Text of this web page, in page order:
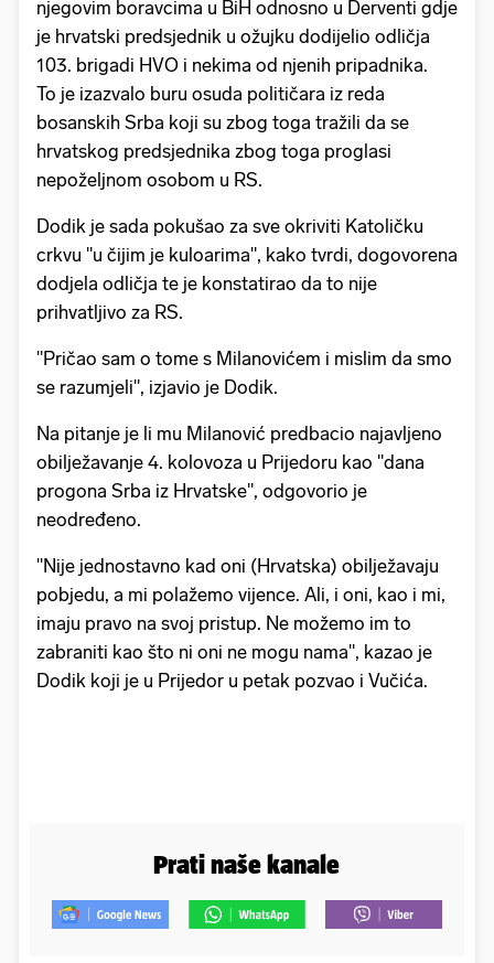
njegovim boravcima u BiH odnosno u Derventi gdje
je hrvatski predsjednik u ožujku dodijelio odličja
103. brigadi HVO i nekima od njenih pripadnika.
To je izazvalo buru osuda političara iz reda
bosanskih Srba koji su zbog toga tražili da se
hrvatskog predsjednika zbog toga proglasi
nepoželjnom osobom u RS.
Dodik je sada pokušao za sve okriviti Katoličku
crkvu "u čijim je kuloarima", kako tvrdi, dogovorena
dodjela odličja te je konstatirao da to nije
prihvatljivo za RS.
"Pričao sam o tome s Milanovićem i mislim da smo
se razumjeli", izjavio je Dodik.
Na pitanje je li mu Milanović predbacio najavljeno
obilježavanje 4. kolovoza u Prijedoru kao "dana
progona Srba iz Hrvatske", odgovorio je
neodređeno.
"Nije jednostavno kad oni (Hrvatska) obilježavaju
pobjedu, a mi polažemo vijence. Ali, i oni, kao i mi,
imaju pravo na svoj pristup. Ne možemo im to
zabraniti kao što ni oni ne mogu nama", kazao je
Dodik koji je u Prijedor u petak pozvao i Vučića.
Prati naše kanale